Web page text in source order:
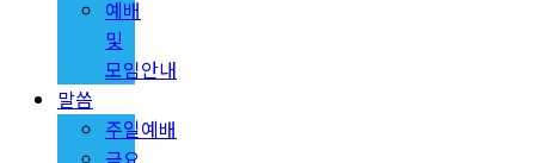
예배
및
모임안내
말씀
주일예배